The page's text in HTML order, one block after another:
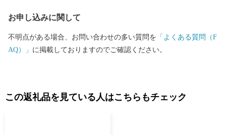
お申し込みに関して
不明点がある場合、お問い合わせの多い質問を 「よくある質問（F
AQ）」 に掲載しておりますのでご確認ください。
この返礼品を見ている人はこちらもチェック